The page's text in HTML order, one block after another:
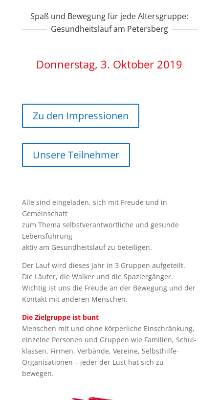
Spaß und Bewegung für jede Altersgruppe:
Gesundheitslauf am Petersberg
Donnerstag, 3. Oktober 2019
Zu den Impressionen
Unsere Teilnehmer
Alle sind eingeladen, sich mit Freude und in
Gemeinschaft
zum Thema selbstverantwortliche und gesunde
Lebensführung
aktiv am Gesundheitslauf zu beteiligen.
Der Lauf wird dieses Jahr in 3 Gruppen aufgeteilt.
Die Läufer, die Walker und die Spaziergänger.
Wichtig ist uns die Freude an der Bewegung und der
Kontakt mit anderen Menschen.
Die Zielgruppe ist bunt
Menschen mit und ohne körperliche Einschränkung,
einzelne Personen und Gruppen wie Familien, Schul-
klassen, Firmen, Verbände, Vereine, Selbsthilfe-
Organisationen – jeder der Lust hat sich zu
bewegen.